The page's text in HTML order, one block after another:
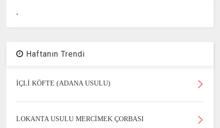
.
Haftanın Trendi
İÇLİ KÖFTE (ADANA USULU)
LOKANTA USULU MERCİMEK ÇORBASI